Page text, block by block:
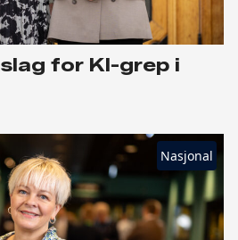
for KI-grep i
Nasjonal